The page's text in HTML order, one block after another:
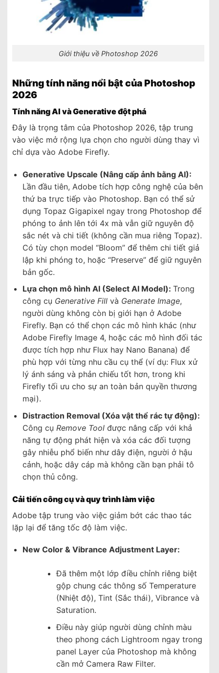
Giới thiệu về Photoshop 2026
Những tính năng nổi bật của Photoshop
2026
Tính năng AI và Generative đột phá
Đây là trọng tâm của Photoshop 2026, tập trung
vào việc mở rộng lựa chọn cho người dùng thay vì
chỉ dựa vào Adobe Firefly.
Generative Upscale (Nâng cấp ảnh bằng AI):
Lần đầu tiên, Adobe tích hợp công nghệ của bên
thứ ba trực tiếp vào Photoshop. Bạn có thể sử
dụng Topaz Gigapixel ngay trong Photoshop để
phóng to ảnh lên tới 4x mà vẫn giữ nguyên độ
sắc nét và chi tiết (không cần mua riêng Topaz).
Có tùy chọn model “Bloom” để thêm chi tiết giả
lập khi phóng to, hoặc “Preserve” để giữ nguyên
bản gốc.
Lựa chọn mô hình AI (Select AI Model): Trong
công cụ Generative Fillvà Generate Image,
người dùng không còn bị giới hạn ở Adobe
Firefly. Bạn có thể chọn các mô hình khác (như
Adobe Firefly Image 4, hoặc các mô hình đối tác
được tích hợp như Flux hay Nano Banana) để
phù hợp với từng nhu cầu cụ thể (ví dụ: Flux xử
lý ánh sáng và phản chiếu tốt hơn, trong khi
Firefly tối ưu cho sự an toàn bản quyền thương
mại).
Distraction Removal (Xóa vật thể rác tự động):
Công cụ Remove Toolđược nâng cấp với khả
năng tự động phát hiện và xóa các đối tượng
gây nhiễu phổ biến như dây điện, người ở hậu
cảnh, hoặc dây cáp mà không cần bạn phải tô
chọn thủ công.
Cải tiến công cụ và quy trình làm việc
Adobe tập trung vào việc giảm bớt các thao tác
lặp lại để tăng tốc độ làm việc.
New Color & Vibrance Adjustment Layer:
Đã thêm một lớp điều chỉnh riêng biệt
gộp chung các thông số Temperature
(Nhiệt độ), Tint (Sắc thái), Vibrance và
Saturation.
Điều này giúp người dùng chỉnh màu
theo phong cách Lightroom ngay trong
panel Layer của Photoshop mà không
cần mở Camera Raw Filter.